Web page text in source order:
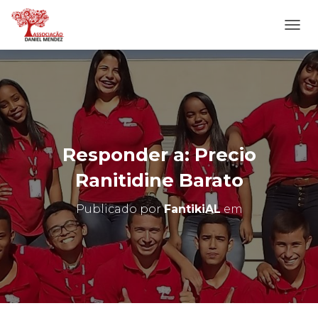
L
T
E
R
N
A
N
A
E
G
O
Responder a: Precio
Ranitidine Barato
Publicado porFantikiALem